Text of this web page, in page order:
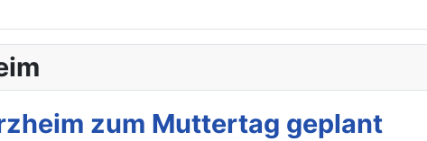
zum Muttertag geplant